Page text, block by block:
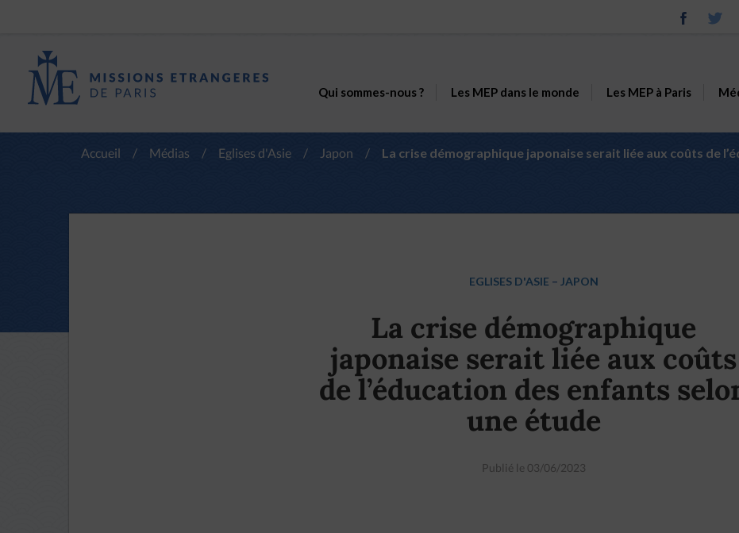
Qui sommes-nous ? Les MEP dans le monde Les MEP à Paris
Accueil / Médias / Eglises d'Asie / Japon / La crise démographique japonaise serait liée aux coûts de
EGLISES D'ASIE – JAPON
La crise démographique
japonaise serait liée aux coûts
de l’éducation des enfants
une étude
Publié le 03/06/2023